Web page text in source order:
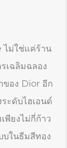
ไม่ใช่แค่ร้าน
เฉลิมฉลอง
ของ Dior อีก
ะดับไฮเอนด์
พียงไม่กี่ก้าว
บในธีมสีทอง